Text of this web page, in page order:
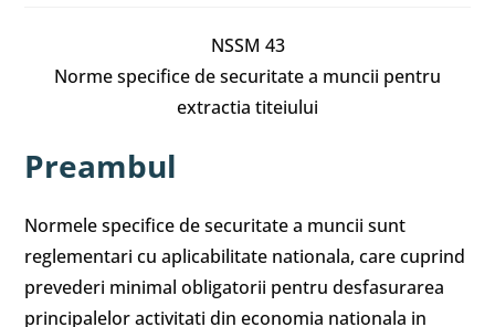
NSSM 43
Norme specifice de securitate a muncii pentru
extractia titeiului
Preambul
Normele specifice de securitate a muncii sunt
reglementari cu aplicabilitate nationala, care cuprind
prevederi minimal obligatorii pentru desfasurarea
principalelor activitati din economia nationala in